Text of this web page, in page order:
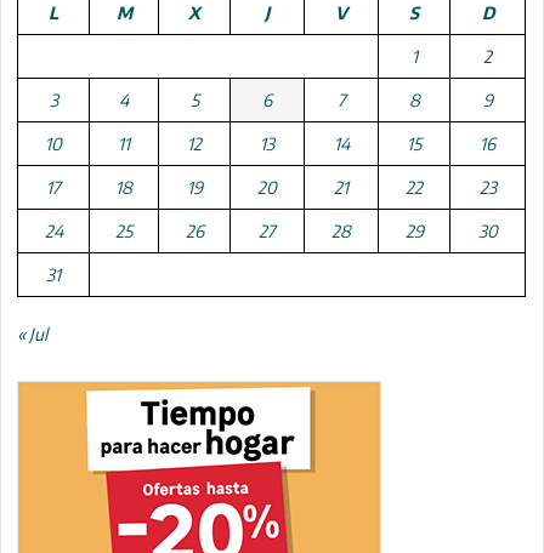
L
M X J V S D
1 2
3 4 5 6 7 8 9
10 11 12 13 14 15 16
17 18 19 20 21 22 23
24 25 26 27 28 29 30
31
« Jul